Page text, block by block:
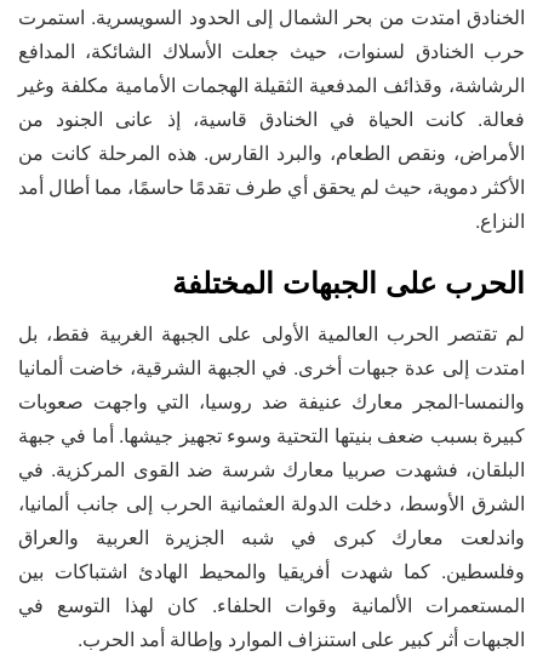
الخنادق امتدت من بحر الشمال إلى الحدود السويسرية. استمرت
حرب الخنادق لسنوات، حيث جعلت الأسلاك الشائكة، المدافع
الرشاشة، وقذائف المدفعية الثقيلة الهجمات الأمامية مكلفة وغير
فعالة. كانت الحياة في الخنادق قاسية، إذ عانى الجنود من
الأمراض، ونقص الطعام، والبرد القارس. هذه المرحلة كانت من
الأكثر دموية، حيث لم يحقق أي طرف تقدمًا حاسمًا، مما أطال أمد
النزاع.
الحرب على الجبهات المختلفة
لم تقتصر الحرب العالمية الأولى على الجبهة الغربية فقط، بل
امتدت إلى عدة جبهات أخرى. في الجبهة الشرقية، خاضت ألمانيا
والنمسا-المجر معارك عنيفة ضد روسيا، التي واجهت صعوبات
كبيرة بسبب ضعف بنيتها التحتية وسوء تجهيز جيشها. أما في جبهة
البلقان، فشهدت صربيا معارك شرسة ضد القوى المركزية. في
الشرق الأوسط، دخلت الدولة العثمانية الحرب إلى جانب ألمانيا،
واندلعت معارك كبرى في شبه الجزيرة العربية والعراق
وفلسطين. كما شهدت أفريقيا والمحيط الهادئ اشتباكات بين
المستعمرات الألمانية وقوات الحلفاء. كان لهذا التوسع في
الجبهات أثر كبير على استنزاف الموارد وإطالة أمد الحرب.